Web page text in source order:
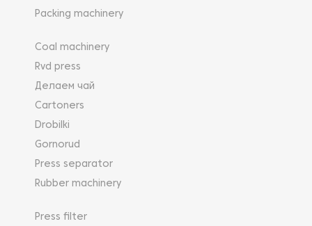
Packing machinery
Coal machinery
Rvd press
Делаем чай
Cartoners
Drobilki
Gornorud
Press separator
Rubber machinery
Press filter